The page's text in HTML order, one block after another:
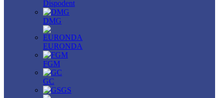
Dispodent
DMG
EURONDA
FGM
GC
GS